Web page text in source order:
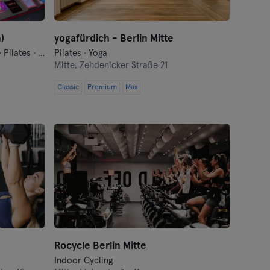
Dance · Fitness · Indoor Cycling · Pilates · Yoga
yogafürdich - Berlin Mitte
Pilates · Yoga
Mitte,Zehdenicker Straße 21
Classic Premium Max
Rocycle Berlin Mitte
Indoor Cycling